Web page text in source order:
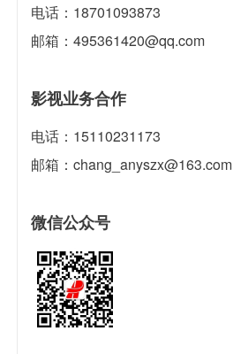
电话：18701093873
邮箱：495361420@qq.com
影视业务合作
电话：15110231173
邮箱：chang_anyszx@163.com
微信公众号